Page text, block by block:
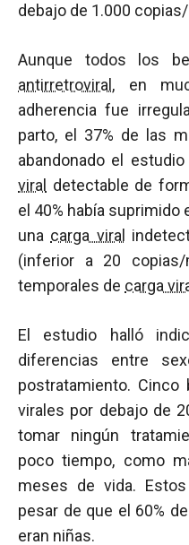
debajo de 1.000
Aunque todos los
antirretroviral , en
adherencia fue
parto, el 37% de las
abandonado el
viral detectable de
el 40% había suprimido
una carga viral
(inferior a 20 copias/
temporales de carga
El estudio halló
diferencias entre
postratamiento. Cinco
virales por debajo de
tomar ningún
poco tiempo, como
meses de vida.
pesar de que el 60%
eran niñas.